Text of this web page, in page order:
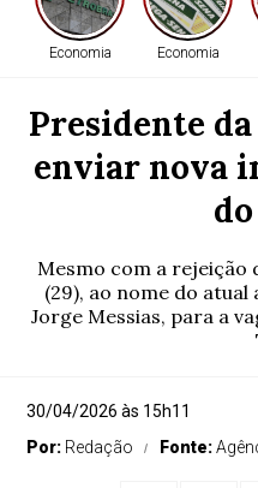
Economia Economia
Presidente
enviar nova
Mesmo com a rejeição
(29), ao nome do
Jorge Messias, para a
30/04/2026 às 15h11
Por: Redação Fonte: